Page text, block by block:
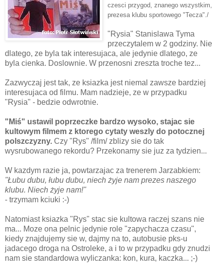
czesci przygod, znanego wszystkim,
prezesa klubu sportowego "Tecza"./
"Rysia" Stanislawa Tyma
przeczytalem w 2 godziny. Nie
dlatego, ze byla tak interesujaca, ale jedynie dlatego, ze
byla cienka. Doslownie. W przenosni zreszta troche tez...
Zazwyczaj jest tak, ze ksiazka jest niemal zawsze bardziej
interesujaca od filmu. Mam nadzieje, ze w przypadku
"Rysia" - bedzie odwrotnie.
"Miś" ustawil poprzeczke bardzo wysoko, stajac sie
kultowym filmem z ktorego cytaty weszly do potocznej
polszczyzny. Czy "Rys" /film/ zblizy sie do tak
wysrubowanego rekordu? Przekonamy sie juz za tydzien...
W kazdym razie ja, powtarzajac za trenerem Jarzabkiem:
"Łubu dubu, łubu dubu, niech żyje nam prezes naszego
klubu. Niech żyje nam!"
- trzymam kciuki :-)
Natomiast ksiazka "Rys" stac sie kultowa raczej szans nie
ma... Moze ona pelnic jedynie role "zapychacza czasu",
kiedy znajdujemy sie w, dajmy na to, autobusie pks-u
jadacego droga na Ostroleke, a i to w przypadku gdy znudzi
nam sie standardowa wyliczanka: kon, kura, kaczka... ;-)